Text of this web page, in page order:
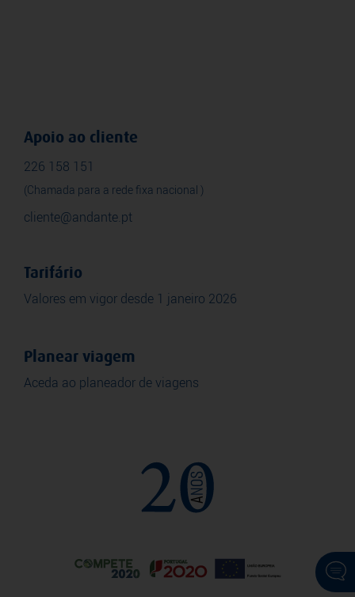
Apoio ao cliente
226 158 151
(Chamada para a rede fixa nacional )
cliente@andante.pt
Tarifário
Valores em vigor desde 1 janeiro 2026
Planear viagem
Aceda ao planeador de viagens